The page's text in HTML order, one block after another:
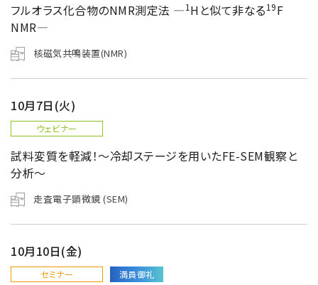
フルオラス化合物のNMR測定法 —1 Hと似て非なる19F
NMR—
核磁気共鳴装置(NMR)
10月7日(火)
ウェビナー
試料変質を軽減！～冷却ステージを用いたFE-SEM観察と
分析～
走査電子顕微鏡 (SEM)
10月10日(金)
セミナー 満員御礼